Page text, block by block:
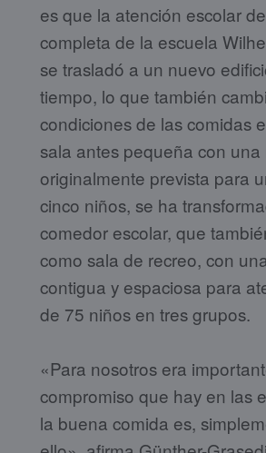
es que la atención escolar
completa de la escuela
se trasladó a un nuevo
tiempo, lo que también
condiciones de las comidas
sala antes pequeña con una
originalmente prevista para
cinco niños, se ha
comedor escolar, que
como sala de recreo, con
contigua y espaciosa para
de 75 niños en tres grupos.
«Para nosotros era
compromiso que hay en las
la buena comida es,